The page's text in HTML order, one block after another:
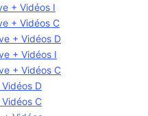
+ Vidéos I
+ Vidéos C
+ Vidéos D
+ Vidéos I
+ Vidéos C
D
C